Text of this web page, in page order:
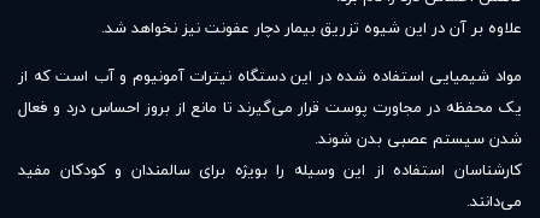
علاوه بر آن در این شیوه تزریق بیمار دچار عفونت نیز نخواهد شد.
مواد شیمیایی استفاده شده در این دستگاه نیترات آمونیوم و آب است که از
یک محفظه در مجاورت پوست قرار می‌گیرند تا مانع از بروز احساس درد و فعال
شدن سیستم عصبی بدن شوند.
کارشناسان استفاده از این وسیله را بویژه برای سالمندان و کودکان مفید
می‌دانند.